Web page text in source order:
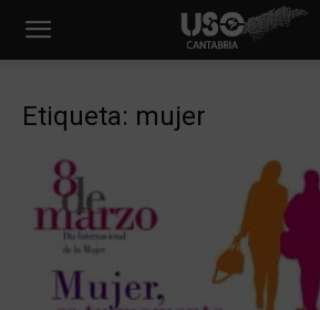
Etiqueta: mujer